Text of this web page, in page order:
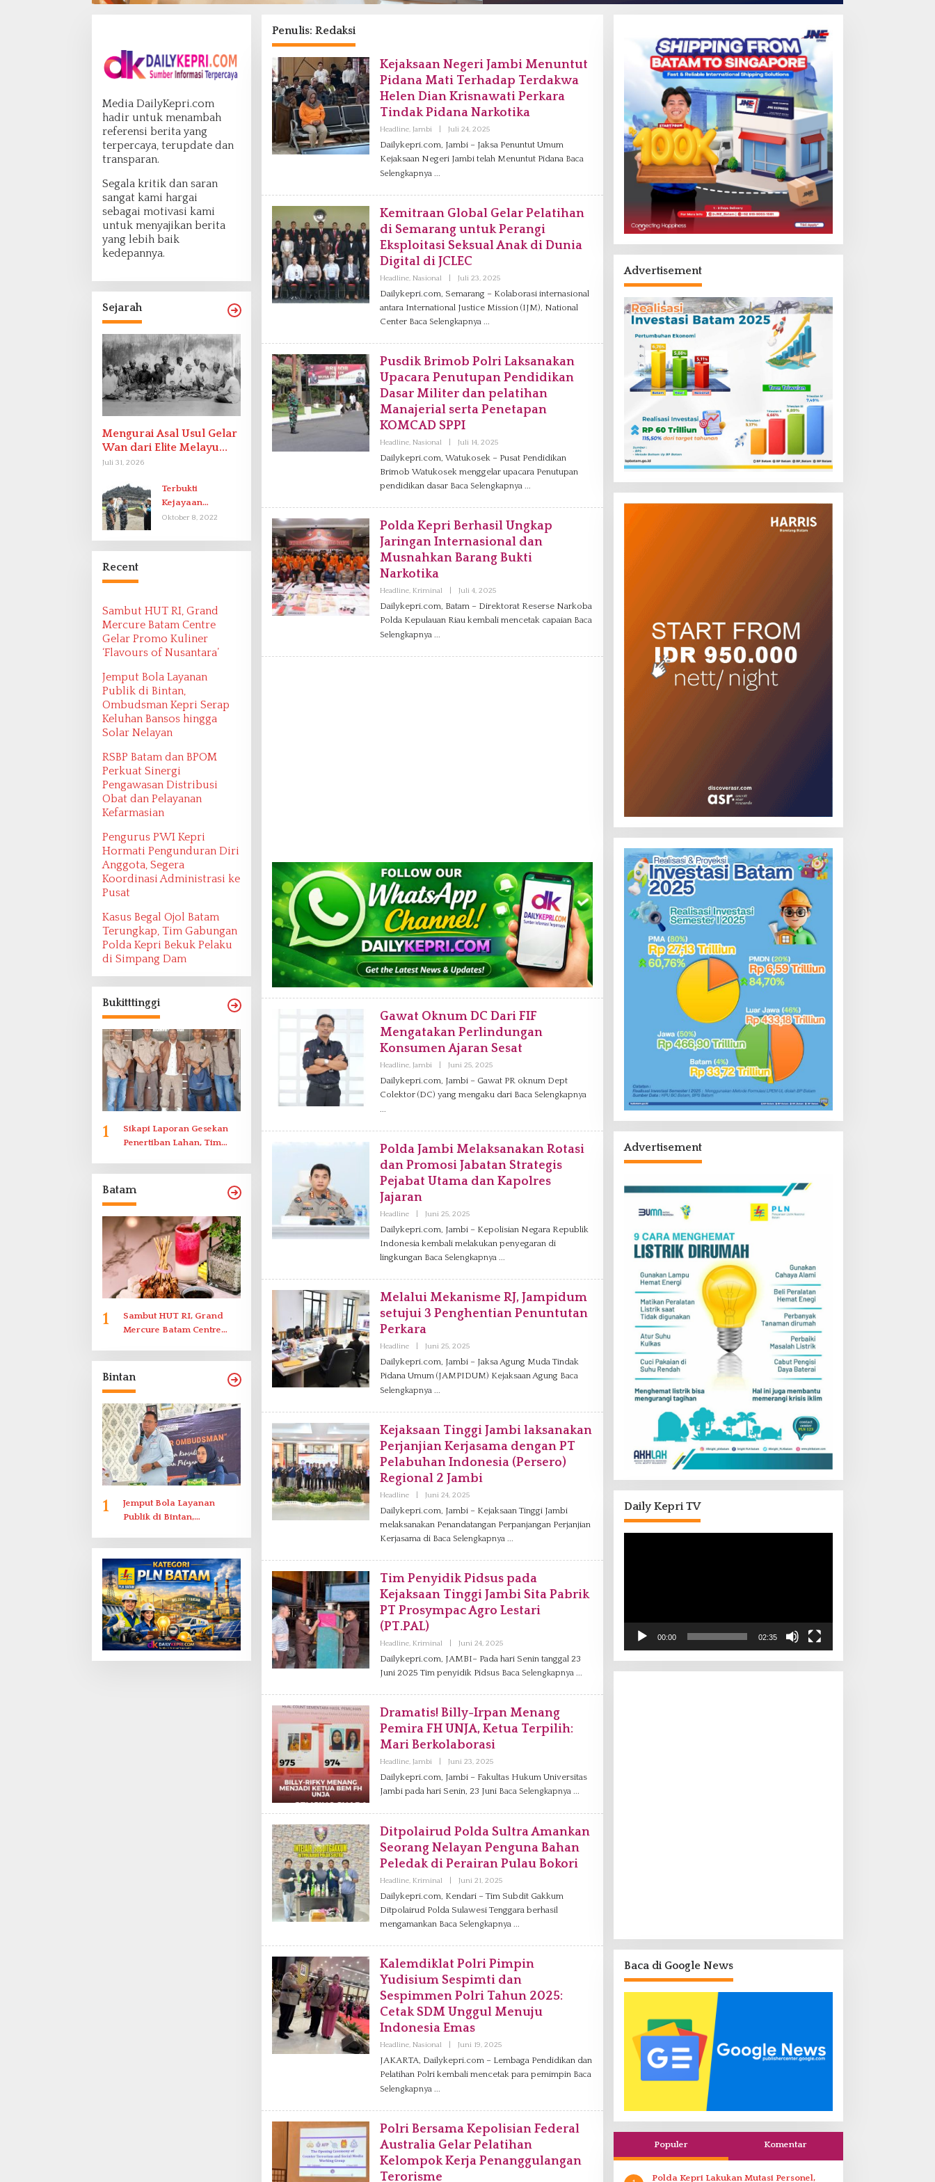
Media DailyKepri.com
hadir untuk menambah
referensi berita yang
terpercaya, terupdate dan
transparan.
Segala kritik dan saran
sangat kami hargai
sebagai motivasi kami
untuk menyajikan berita
yang lebih baik
kedepannya.
Sejarah
Mengurai Asal Usul Gelar
Wan dari Elite Melayu
Hingga Populer di
Juli 31, 2026
Terbukti
Kejayaan
Indonesia pada
Oktober 8, 2022
Recent
Sambut HUT RI, Grand
Mercure Batam Centre
Gelar Promo Kuliner
‘Flavours of Nusantara’
Jemput Bola Layanan
Publik di Bintan,
Ombudsman Kepri Serap
Keluhan Bansos hingga
Solar Nelayan
RSBP Batam dan BPOM
Perkuat Sinergi
Pengawasan Distribusi
Obat dan Pelayanan
Kefarmasian
Pengurus PWI Kepri
Hormati Pengunduran Diri
Anggota, Segera
Koordinasi Administrasi ke
Pusat
Kasus Begal Ojol Batam
Terungkap, Tim Gabungan
Polda Kepri Bekuk Pelaku
di Simpang Dam
Bukitttinggi
1
Sikapi Laporan Gesekan
Penertiban Lahan, Tim
Batam
1
Sambut HUT RI, Grand
Mercure Batam Centre
Bintan
1
Jemput Bola Layanan
Publik di Bintan,
Solar Nelayan
Penulis: Redaksi
Kejaksaan Negeri Jambi Menuntut
Pidana Mati Terhadap Terdakwa
Helen Dian Krisnawati Perkara
Tindak Pidana Narkotika
Headline, Jambi Juli 24, 2025O
E
H
A
K
S
I
Dailykepri.com, Jambi – Jaksa Penuntut Umum
Kejaksaan Negeri Jambi telah Menuntut Pidana Baca
Selengkapnya
Kemitraan Global Gelar Pelatihan
di Semarang untuk Perangi
Eksploitasi Seksual Anak di Dunia
Digital di JCLEC
Headline, Nasional Juli 23, 2025O
E
H
K
S
I
Dailykepri.com, Semarang – Kolaborasi internasional
antara International Justice Mission (IJM), National
Center Baca Selengkapnya
Pusdik Brimob Polri Laksanakan
Upacara Penutupan Pendidikan
Dasar Militer dan pelatihan
Manajerial serta Penetapan
KOMCAD SPPI
Headline, Nasional Juli 14, 2025O
E
H
K
S
I
Dailykepri.com, Watukosek – Pusat Pendidikan
Brimob Watukosek menggelar upacara Penutupan
pendidikan dasar Baca Selengkapnya
Polda Kepri Berhasil Ungkap
Jaringan Internasional dan
Musnahkan Barang Bukti
Narkotika
Headline, Kriminal Juli 4, 2025O
E
H
A
Dailykepri.com, Batam – Direktorat Reserse Narkoba
Polda Kepulauan Riau kembali mencetak capaian Baca
Selengkapnya
Gawat Oknum DC Dari FIF
Mengatakan Perlindungan
Konsumen Ajaran Sesat
Headline, Jambi Juni 25, 2025O
E
H
A
S
I
Dailykepri.com, Jambi – Gawat PR oknum Dept
Colektor (DC) yang mengaku dari Baca Selengkapnya
Polda Jambi Melaksanakan Rotasi
dan Promosi Jabatan Strategis
Pejabat Utama dan Kapolres
Jajaran
Headline Juni 25, 2025O
H
R
E
A
K
S
I
Dailykepri.com, Jambi – Kepolisian Negara Republik
Indonesia kembali melakukan penyegaran di
lingkungan Baca Selengkapnya
Melalui Mekanisme RJ, Jampidum
setujui 3 Penghentian Penuntutan
Perkara
Headline Juni 25, 2025O
H
A
S
I
Dailykepri.com, Jambi – Jaksa Agung Muda Tindak
Pidana Umum (JAMPIDUM) Kejaksaan Agung Baca
Selengkapnya
Kejaksaan Tinggi Jambi laksanakan
Perjanjian Kerjasama dengan PT
Pelabuhan Indonesia (Persero)
Regional 2 Jambi
Headline Juni 24, 2025O
H
E
A
K
S
I
Dailykepri.com, Jambi – Kejaksaan Tinggi Jambi
melaksanakan Penandatangan Perpanjangan Perjanjian
Kerjasama di Baca Selengkapnya
Tim Penyidik Pidsus pada
Kejaksaan Tinggi Jambi Sita Pabrik
PT Prosympac Agro Lestari
(PT.PAL)
Headline, Kriminal Juni 24, 2025O
E
H
A
S
Dailykepri.com, JAMBI– Pada hari Senin tanggal 23
Juni 2025 Tim penyidik Pidsus Baca Selengkapnya
Dramatis! Billy-Irpan Menang
Pemira FH UNJA, Ketua Terpilih:
Mari Berkolaborasi
Headline, Jambi Juni 23, 2025O
E
H
A
S
Dailykepri.com, Jambi – Fakultas Hukum Universitas
Jambi pada hari Senin, 23 Juni Baca Selengkapnya
Ditpolairud Polda Sultra Amankan
Seorang Nelayan Penguna Bahan
Peledak di Perairan Pulau Bokori
Headline, Kriminal Juni 21, 2025O
E
H
E
A
S
I
Dailykepri.com, Kendari – Tim Subdit Gakkum
Ditpolairud Polda Sulawesi Tenggara berhasil
mengamankan Baca Selengkapnya
Kalemdiklat Polri Pimpin
Yudisium Sespimti dan
Sespimmen Polri Tahun 2025:
Cetak SDM Unggul Menuju
Indonesia Emas
Headline, Nasional Juni 19, 2025O
E
H
A
K
S
I
JAKARTA, Dailykepri.com – Lembaga Pendidikan dan
Pelatihan Polri kembali mencetak para pemimpin Baca
Selengkapnya
Polri Bersama Kepolisian Federal
Australia Gelar Pelatihan
Kelompok Kerja Penanggulangan
Terorisme
Advertisement
Advertisement
Daily Kepri TV
00:00 02:35
Baca di Google News
Populer Komentar
Polda Kepri Lakukan Mutasi Personel,